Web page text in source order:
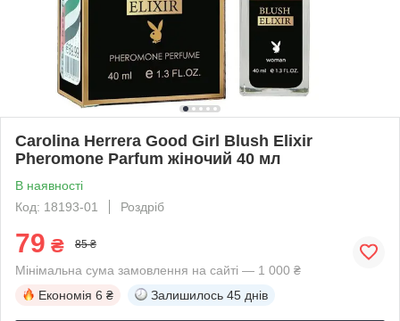
Carolina Herrera Good Girl Blush Elixir
Pheromone Parfum жіночий 40 мл
В наявності
Код: 18193-01
Роздріб
79 ₴ 85 ₴
Мінімальна сума замовлення на сайті — 1 000 ₴
Економія 6 ₴ Залишилось 45 днів